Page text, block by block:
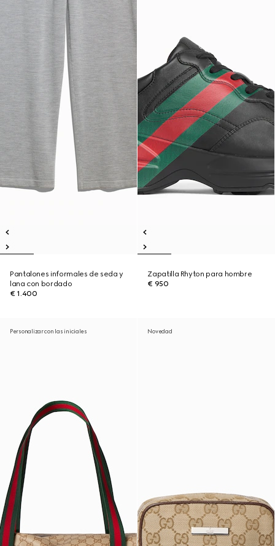
Pantalones informales de seda y
lana con bordado
€ 1.400
Zapatilla Rhyton para hombre
€ 950
Personalizar con las iniciales Novedad